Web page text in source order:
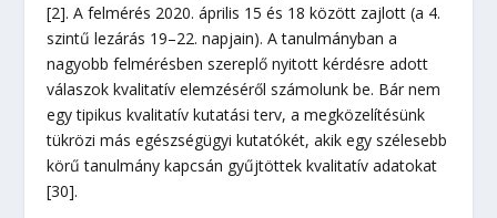
[2]. A felmérés 2020. április 15 és 18 között zajlott (a 4.
szintű lezárás 19–22. napjain). A tanulmányban a
nagyobb felmérésben szereplő nyitott kérdésre adott
válaszok kvalitatív elemzéséről számolunk be. Bár nem
egy tipikus kvalitatív kutatási terv, a megközelítésünk
tükrözi más egészségügyi kutatókét, akik egy szélesebb
körű tanulmány kapcsán gyűjtöttek kvalitatív adatokat
[30].